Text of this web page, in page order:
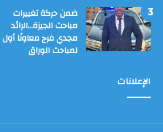
ضمن حركة تغييرات
مباحث الجيزة…الرائد
مجدي فرج معاونًا أول
لمباحث الوراق
الإعلانات